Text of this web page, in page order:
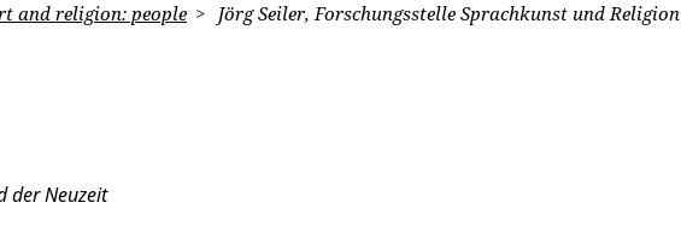
and religion: people Jörg Seiler, Forschungsstelle Sprachkunst und Religion
der Neuzeit